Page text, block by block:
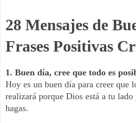
28 Mensajes de
Frases Positivas
1. Buen día, cree que todo es
Hoy es un buen día para creer que
realizará porque Dios está a tu
hagas.